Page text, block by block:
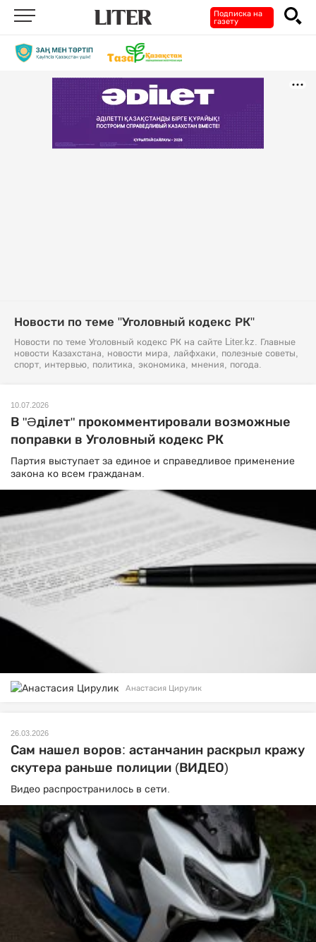
Подписка на
газету
Новости по теме "Уголовный кодекс РК"
Новости по теме Уголовный кодекс РК на сайте Liter.kz. Главные
новости Казахстана, новости мира, лайфхаки, полезные советы,
спорт, интервью, политика, экономика, мнения, погода.
10.07.2026
В "Әділет" прокомментировали возможные
поправки в Уголовный кодекс РК
Партия выступает за единое и справедливое применение
закона ко всем гражданам.
Анастасия Цирулик
26.03.2026
Сам нашел воров: астанчанин раскрыл кражу
скутера раньше полиции (ВИДЕО)
Видео распространилось в сети.